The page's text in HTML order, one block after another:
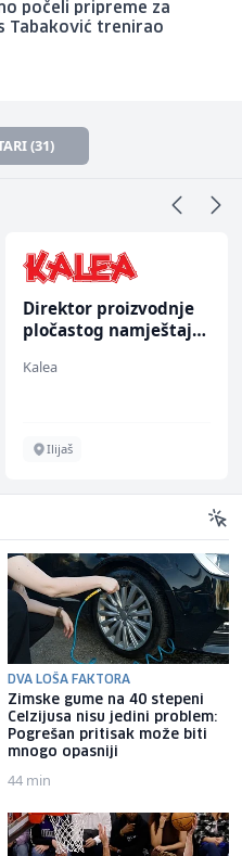
počeli pripreme za
Tabaković trenirao
(31)
Direktor proizvodnje
pločastog namještaja
Kalea
Ilijaš
DVA LOŠA FAKTORA
Zimske gume na 40 stepeni
Celzijusa nisu jedini problem:
Pogrešan pritisak može biti
mnogo opasniji
44 min